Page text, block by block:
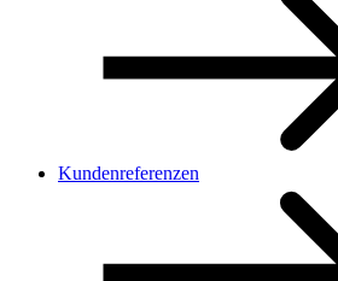
Kundenreferenzen